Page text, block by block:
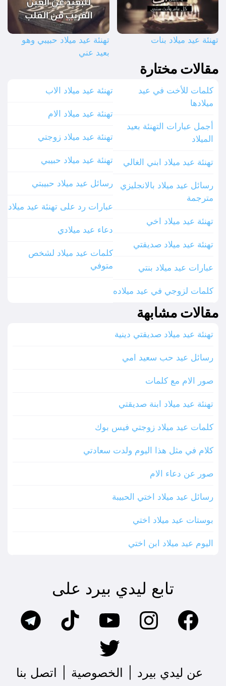
تهنئة عيد ميلاد بنات
تهنئة عيد ميلاد حبيبي وهو
بعيد عني
مقالات مختارة
كلمات للأخت في عيد
ميلادها
أجمل عبارات التهنئة بعيد
الميلاد
تهنئة عيد ميلاد ابني الغالي
رسائل عيد ميلاد بالانجليزي
مترجمة
تهنئة عيد ميلاد اخي
تهنئة عيد ميلاد صديقتي
عبارات عيد ميلاد بنتي
كلمات لزوجي في عيد ميلاده
تهنئة عيد ميلاد الاب
تهنئة عيد ميلاد الام
تهنئة عيد ميلاد زوجتي
تهنئة عيد ميلاد حبيبي
رسائل عيد ميلاد حبيبتي
عبارات رد على تهنئة عيد ميلاد
دعاء عيد ميلادي
كلمات عيد ميلاد لشخص
متوفي
مقالات مشابهة
تهنئة عيد ميلاد صديقتي دينية
رسائل عيد حب سعيد امي
صور الام مع كلمات
تهنئة عيد ميلاد ابنة صديقتي
كلمات عيد ميلاد زوجتي فيس بوك
كلام في مثل هذا اليوم ولدت سعادتي
صور عن دعاء الام
رسائل عيد ميلاد اختي الحبيبة
بوستات عيد ميلاد اختي
اليوم عيد ميلاد ابن اختي
تابع ليدي بيرد على
عن ليدي بيرد الخصوصية اتصل بنا